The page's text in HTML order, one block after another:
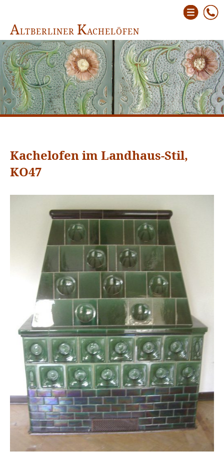
ALTBERLINER KACHELÖFEN
Kachelofen im Landhaus-Stil,
KO47